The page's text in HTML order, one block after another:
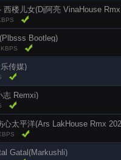
西楼儿女(Dj阿亮 VinaHouse
Bootleg)
传媒)
志 Remxi)
心太平洋(Ars LakHouse Rmx
Gatal(Markushli)